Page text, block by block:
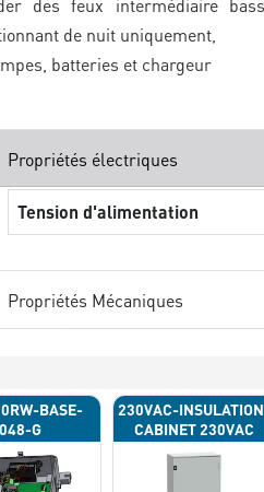
des feux intermédiaire
de nuit uniquement,
batteries et chargeur
Propriétés électriques
Tension d'alimentation
Propriétés Mécaniques
BASE-
048-G
230VAC-
CABINET 230VAC